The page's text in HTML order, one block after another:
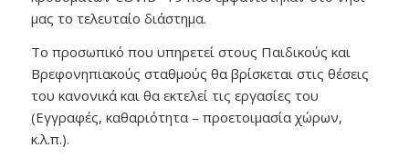
μας το τελευταίο διάστημα.
Το προσωπικό που υπηρετεί στους Παιδικούς και
Βρεφονηπιακούς σταθμούς θα βρίσκεται στις θέσεις
του κανονικά και θα εκτελεί τις εργασίες του
(Εγγραφές, καθαριότητα – προετοιμασία χώρων,
κ.λ.π.).